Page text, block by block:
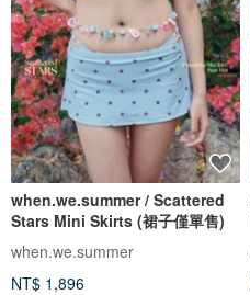
when.we.summer / Scattered
Stars Mini Skirts (裙子僅單售)
when.we.summer
NT$ 1,896